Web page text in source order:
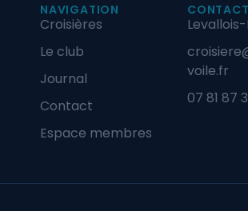
NAVIGATION
Croisières
Le club
Journal
Contact
Espace membres
CONTACT
voile.fr
07 81 87